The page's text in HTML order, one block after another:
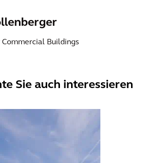
Commercial Buildings
Sie auch interessieren